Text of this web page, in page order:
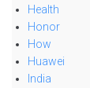
Health
Honor
How
Huawei
India